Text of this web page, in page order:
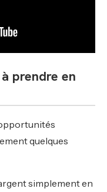
prendre en
quelques
simplement en